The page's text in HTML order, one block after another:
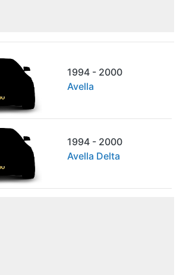
1994 - 2000
Avella
1994 - 2000
Avella Delta